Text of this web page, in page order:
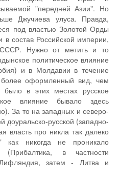
"передней Азии". Но
Джучиева улуса. Правда,
под властью Золотой Орды
в состав Российской империи,
Нужно от метить и то
политическое влияние
и в Молдавии в течение
оформленный вид, чем
в этих местах русское
влияние бывало здесь
За то на западных и северо-
русской (западно-
власть про никла так далеко
как никогда не проникало
(Прибалтика, в частности
затем - Литва и